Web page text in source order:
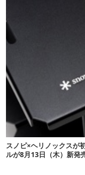
スノピ×ヘリノックスが
ルが8月13日（木）新発